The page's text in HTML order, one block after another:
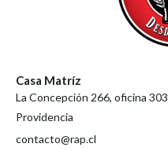
Casa Matríz
La Concepción 266, oficina 303
Providencia
contacto@rap.cl